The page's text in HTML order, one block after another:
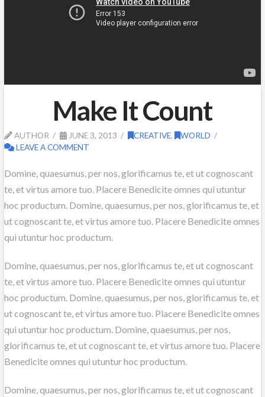
Make It Count
AUTHOR JUNE 3, 2013 CREATIVE,
WORLD
LEAVE A COMMENT
Domine, quaesumus, per nos, glorificamus te, et ut cognoscant
te, et virtus amore tuo. Placere Benedicite omnes qui utuntur
hoc productum. Domine, quaesumus, per nos, glorificamus te, et
ut cognoscant te, et virtus amore tuo. Placere Benedicite omnes
qui utuntur hoc productum.
Domine, quaesumus, per nos, glorificamus te, et ut cognoscant
te, et virtus amore tuo. Placere Benedicite omnes qui utuntur
hoc productum. Domine, quaesumus, per nos, glorificamus te, et
ut cognoscant te, et virtus amore tuo. Placere Benedicite omnes
qui utuntur hoc productum. Domine, quaesumus, per nos,
glorificamus te, et ut cognoscant te, et virtus amore tuo. Placere
Benedicite omnes qui utuntur hoc productum.
Domine, quaesumus, per nos, glorificamus te, et ut cognoscant